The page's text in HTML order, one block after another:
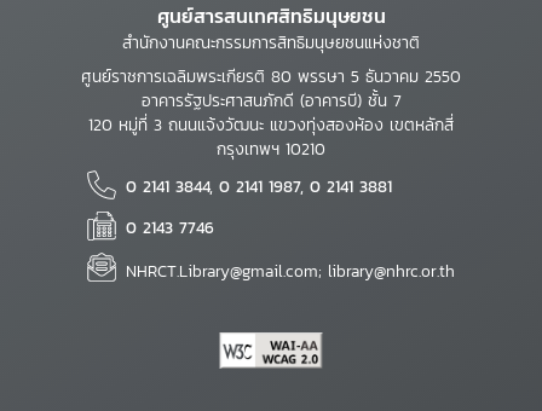
ศูนย์สารสนเทศสิทธิมนุษยชน
สำนักงานคณะกรรมการสิทธิมนุษยชนแห่งชาติ
ศูนย์ราชการเฉลิมพระเกียรติ 80 พรรษา 5 ธันวาคม 2550
อาคารรัฐประศาสนภักดี (อาคารบี) ชั้น 7
120 หมู่ที่ 3 ถนนแจ้งวัฒนะ แขวงทุ่งสองห้อง เขตหลักสี่
กรุงเทพฯ 10210
0 2141 3844, 0 2141 1987, 0 2141 3881
0 2143 7746
NHRCT.Library@gmail.com; library@nhrc.or.th